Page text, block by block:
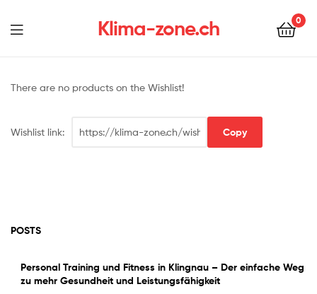
Klima-zone.ch 0
There are no products on the Wishlist!
Wishlist link:
POSTS
Personal Training und Fitness in Klingnau – Der einfache Weg
zu mehr Gesundheit und Leistungsfähigkeit